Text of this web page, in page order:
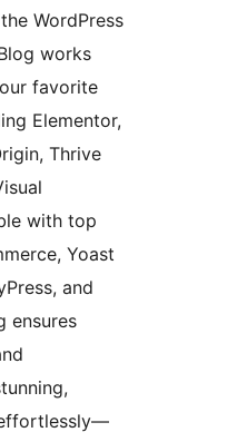
WordPress
works
favorite
Elementor,
Thrive
with top
Yoast
and
ensures